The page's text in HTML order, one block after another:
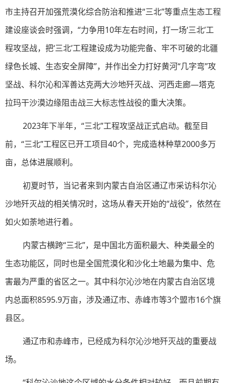
市主持召开加强荒漠化综合防治和推进“三北”等重点生态工程
建设座谈会时强调，“力争用10年左右时间，打一场‘三北’工
程攻坚战，把‘三北’工程建设成为功能完备、牢不可破的北疆
绿色长城、生态安全屏障”，并作出全力打好黄河“几字弯”攻
坚战、科尔沁和浑善达克两大沙地歼灭战、河西走廊—塔克
拉玛干沙漠边缘阻击战三大标志性战役的重大决策。
2023年下半年，“三北”工程攻坚战正式启动。截至目
前，“三北”工程区已开工项目40个，完成造林种草2000多万
亩，总体进展顺利。
初夏时节，当记者来到内蒙古自治区通辽市采访科尔沁
沙地歼灭战的相关情况时，这场从春天开始的“战役”，依然在
如火如荼地进行着。
内蒙古横跨“三北”，是中国北方面积最大、种类最全的
生态功能区，同时也是全国荒漠化和沙化土地最为集中、危
害最为严重的省区之一。其中科尔沁沙地在内蒙古自治区境
内总面积8595.9万亩，涉及通辽市、赤峰市等3个盟市16个旗
县区。
通辽市和赤峰市，已经成为科尔沁沙地歼灭战的重要战
场。